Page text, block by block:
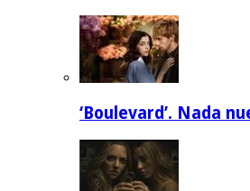
‘Boulevard’. Nada